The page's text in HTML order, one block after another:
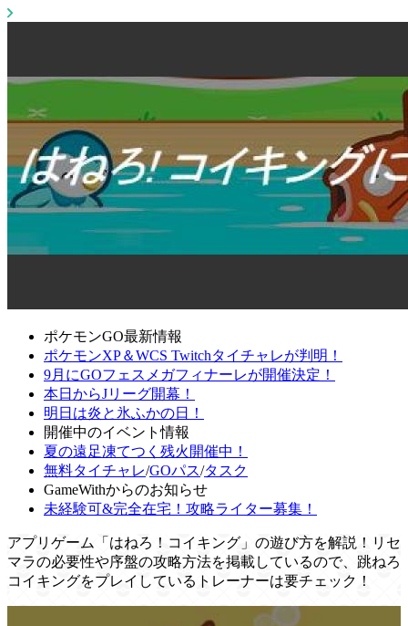
ポケモンGO最新情報
ポケモンXP＆WCS Twitchタイチャレが判明！
9月にGOフェスメガフィナーレが開催決定！
本日からJリーグ開幕！
明日は炎と氷ふかの日！
開催中のイベント情報
夏の遠足凍てつく残火開催中！
無料タイチャレ/GOパス/タスク
GameWithからのお知らせ
未経験可&完全在宅！攻略ライター募集！
アプリゲーム「はねろ！コイキング」の遊び方を解説！リセ
マラの必要性や序盤の攻略方法を掲載しているので、跳ねろ
コイキングをプレイしているトレーナーは要チェック！